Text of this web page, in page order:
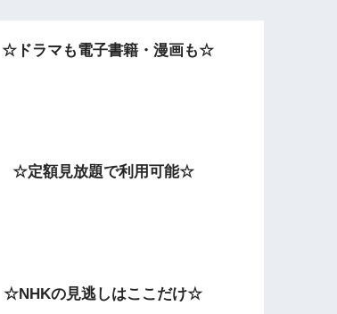
☆ドラマも電子書籍・漫画も☆
☆定額見放題で利用可能☆
☆NHKの見逃しはここだけ☆